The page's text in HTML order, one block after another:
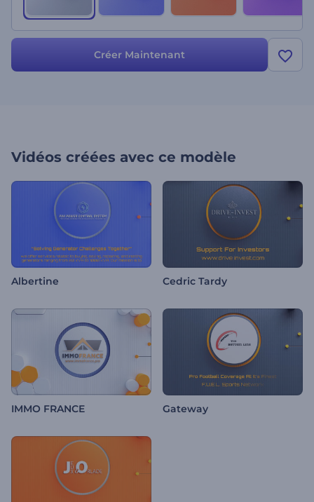
Créer Maintenant
Vidéos créées avec ce modèle
Albertine Cedric Tardy
IMMO FRANCE Gateway